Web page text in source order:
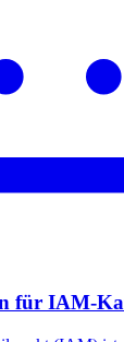
für IAM-